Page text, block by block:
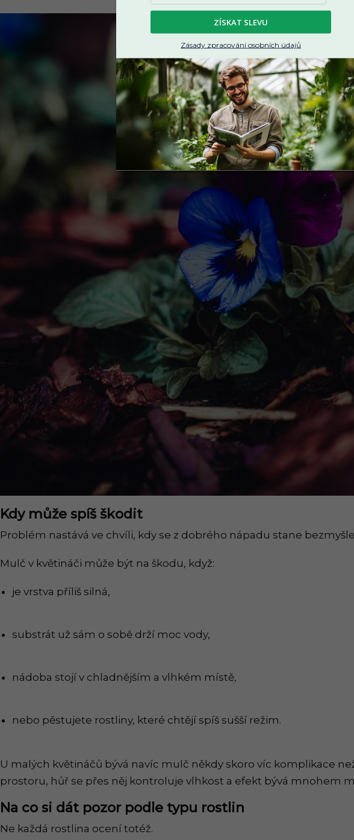
Kdy může spíš škodit
Problém nastává ve chvíli, kdy se z dobrého nápadu stane
Mulč v květináči může být na škodu, když:
je vrstva příliš silná,
substrát už sám o sobě drží moc vody,
nádoba stojí v chladnějším a vlhkém místě,
nebo pěstujete rostliny, které chtějí spíš sušší režim.
U malých květináčů bývá navíc mulč někdy skoro víc komplikace
prostoru, hůř se přes něj kontroluje vlhkost a efekt bývá mnohem
Na co si dát pozor podle typu rostlin
Ne každá rostlina ocení totéž.
ZÍSKAT SLEVU
Zásady zpracování osobních údajů